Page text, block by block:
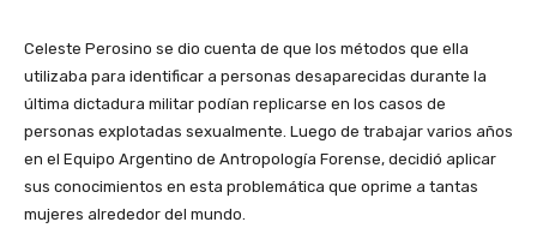
Celeste Perosino se dio cuenta de que los métodos que ella
utilizaba para identificar a personas desaparecidas durante la
última dictadura militar podían replicarse en los casos de
personas explotadas sexualmente. Luego de trabajar varios años
en el Equipo Argentino de Antropología Forense, decidió aplicar
sus conocimientos en esta problemática que oprime a tantas
mujeres alrededor del mundo.